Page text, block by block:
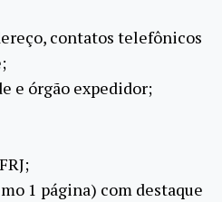
contatos telefônicos
e órgão expedidor;
1 página) com destaque